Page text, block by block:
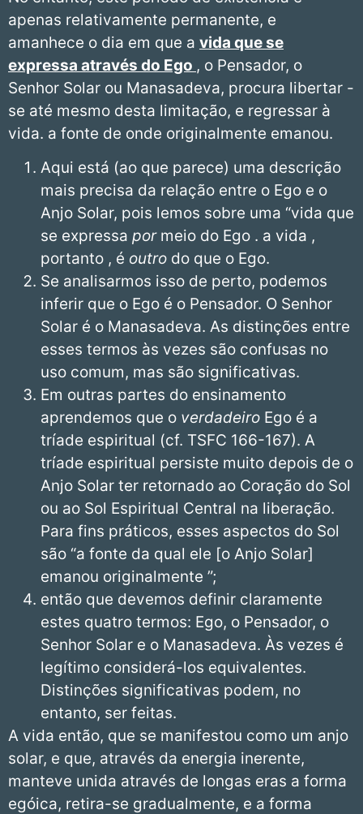
apenas relativamente permanente, e
amanhece o dia em que a vida que se
expressa através do Ego , o Pensador, o
Senhor Solar ou Manasadeva, procura libertar -
se até mesmo desta limitação, e regressar à
vida. a fonte de onde originalmente emanou.
Aqui está (ao que parece) uma descrição
mais precisa da relação entre o Ego e o
Anjo Solar, pois lemos sobre uma “vida que
se expressa por meio do Ego . a vida ,
portanto , é outro do que o Ego.
Se analisarmos isso de perto, podemos
inferir que o Ego é o Pensador. O Senhor
Solar é o Manasadeva. As distinções entre
esses termos às vezes são confusas no
uso comum, mas são significativas.
Em outras partes do ensinamento
aprendemos que o verdadeiro Ego é a
tríade espiritual (cf. TSFC 166-167). A
tríade espiritual persiste muito depois de o
Anjo Solar ter retornado ao Coração do Sol
ou ao Sol Espiritual Central na liberação.
Para fins práticos, esses aspectos do Sol
são “a fonte da qual ele [o Anjo Solar]
emanou originalmente ”;
então que devemos definir claramente
estes quatro termos: Ego, o Pensador, o
Senhor Solar e o Manasadeva. Às vezes é
legítimo considerá-los equivalentes.
Distinções significativas podem, no
entanto, ser feitas.
A vida então, que se manifestou como um anjo
solar, e que, através da energia inerente,
manteve unida através de longas eras a forma
egóica, retira-se gradualmente, e a forma